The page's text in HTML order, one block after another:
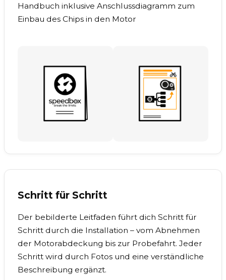
Handbuch inklusive Anschlussdiagramm zum
Einbau des Chips in den Motor
Schritt für Schritt
Der bebilderte Leitfaden führt dich Schritt für
Schritt durch die Installation – vom Abnehmen
der Motorabdeckung bis zur Probefahrt. Jeder
Schritt wird durch Fotos und eine verständliche
Beschreibung ergänzt.